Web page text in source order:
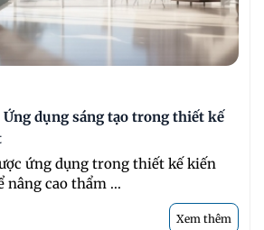
dụng sáng tạo trong thiết kế
ứng dụng trong thiết kế kiến
nâng cao thẩm ...
Xem thêm